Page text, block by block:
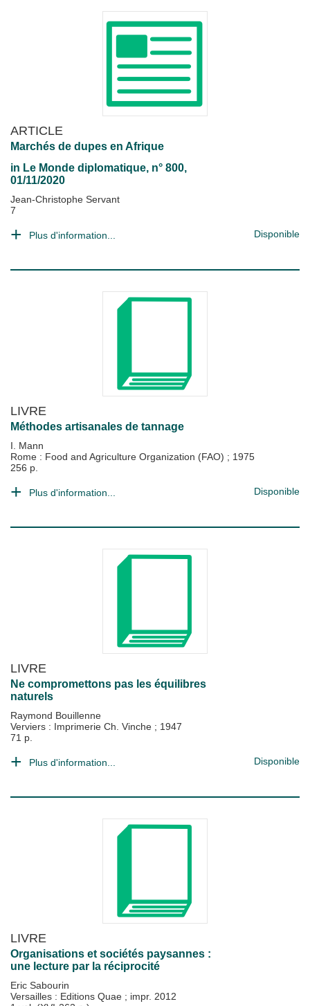
ARTICLE
Marchés de dupes en Afrique
in Le Monde diplomatique, n° 800,
01/11/2020
Jean-Christophe Servant
7
Plus d'information... Disponible
LIVRE
Méthodes artisanales de tannage
I. Mann
Rome : Food and Agriculture Organization (FAO) ; 1975
256 p.
Plus d'information... Disponible
LIVRE
Ne compromettons pas les équilibres
naturels
Raymond Bouillenne
Verviers : Imprimerie Ch. Vinche ; 1947
71 p.
Plus d'information... Disponible
LIVRE
Organisations et sociétés paysannes :
une lecture par la réciprocité
Eric Sabourin
Versailles : Editions Quae ; impr. 2012